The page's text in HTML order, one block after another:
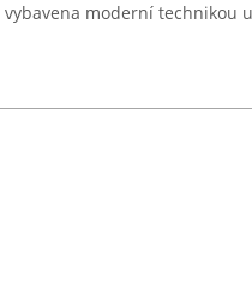
moderní technikou